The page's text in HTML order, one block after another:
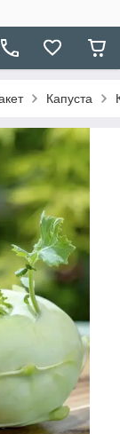
Капуста